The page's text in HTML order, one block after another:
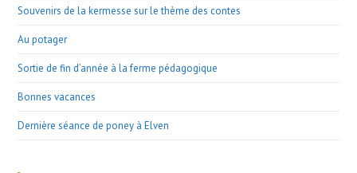
Souvenirs de la kermesse sur le thème des contes
Au potager
Sortie de fin d’année à la ferme pédagogique
Bonnes vacances
Dernière séance de poney à Elven